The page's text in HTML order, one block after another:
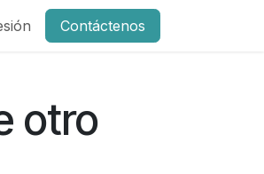
Contáctenos
otro